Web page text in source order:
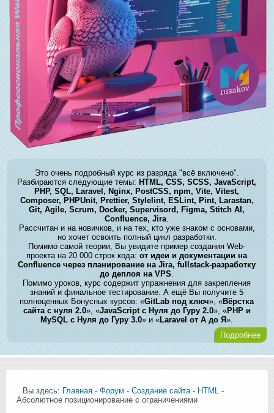
Это очень подробный курс из разряда "всё включено".
Разбираются следующие темы: HTML, CSS, SCSS, JavaScript,
PHP, SQL, Laravel, Nginx, PostCSS, npm, Vite, Vitest,
Composer, PHPUnit, Prettier, Stylelint, ESLint, Pint, Larastan,
Git, Agile, Scrum, Docker, Supervisord, Figma, Stitch AI,
Confluence, Jira.
Рассчитан и на новичков, и на тех, кто уже знаком с основами,
но хочет освоить полный цикл разработки.
Помимо самой теории, Вы увидите пример создания Web-
проекта на 20 000 строк кода:от идеи и документации на
Confluence через планирование на Jira, fullstack-разработку
до деплоя на VPS.
Помимо уроков, курс содержит упражнения для закрепления
знаний и финальное тестирование. А ещё Вы получите 5
полноценных Бонусных курсов: «GitLab под ключ», «Вёрстка
сайта с нуля 2.0», «JavaScript с Нуля до Гуру 2.0», «PHP и
MySQL с Нуля до Гуру 3.0» и «Laravel от А до Я».
Подробнее
Вы здесь: Главная - Форум - Создание сайта- HTML -
Абсолютное позиционирование с ограничениями